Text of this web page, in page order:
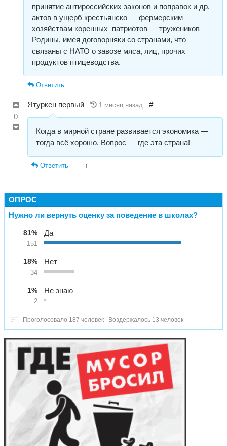
принятие антироссийских законов и поправок и др.
актов в ущерб крестьянско — фермерским
хозяйствам коренных патриотов — тружеников
Родины, имея договорняки со странами, что
связаны с НАТО о завозе мяса, яиц, прочих
продуктов птицеводства.
Ответить
0
Ятуркен первый 1 месяц назад #
Когда в мирной стране развивается экономика —
тогда всё хорошо. Вопрос — где эта страна!
Ответить ↑
ОПРОС
Нужно ли вернуть оценку за поведение в школах?
81%
151
Да
18%
34
Нет
1%
2
Не знаю
Проголосовало 187 человек Воздержалось 13 человек